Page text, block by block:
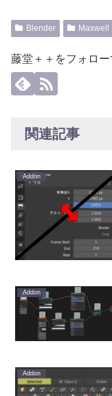
Blender Maxwell
藤堂＋＋をフォロー
関連記事
Addon
Addon
Addon